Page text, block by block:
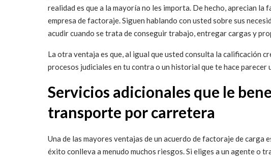
realidad es que a la mayoría no les importa. De hecho, aprecian
empresa de factoraje. Siguen hablando con usted sobre sus
acudir cuando se trata de conseguir trabajo, entregar cargas y
La otra ventaja es que, al igual que usted consulta la calificación
procesos judiciales en tu contra o un historial que te hace
Servicios adicionales que le
transporte por carretera
Una de las mayores ventajas de un acuerdo de factoraje de
éxito conlleva a menudo muchos riesgos. Si eliges a un agente o